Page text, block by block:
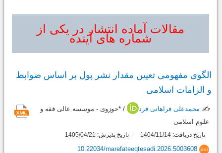
مقالات آماده انتشار در یکی از
شماره های آینده
الگوی مفهومی تعیین مقدار نشر پول بر اساس ضوابط
و الزامات اسلامی
✍️ محمدعلی فراهانی فرد
/ *حوزوی - موسسه عالی فقه و
علوم اسلامی
تاریخ دریافت: 1404/11/14 تاریخ پذیرش: 1405/04/21
doi
10.22034/marefateeqtesadi.2026.5003608